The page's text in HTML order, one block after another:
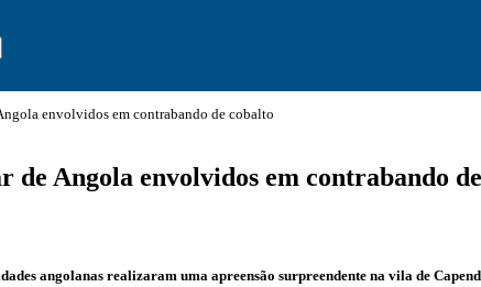
envolvidos em contrabando de cobalto
de Angola envolvidos em contrabando
angolanas realizaram uma apreensão surpreendente na vila de